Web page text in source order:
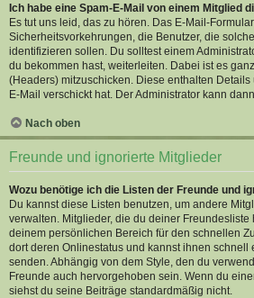
Ich habe eine Spam-E-Mail von einem Mitglied
Es tut uns leid, das zu hören. Das E-Mail-
Sicherheitsvorkehrungen, die Benutzer, die
identifizieren sollen. Du solltest einem
du bekommen hast, weiterleiten. Dabei ist es
(Headers) mitzuschicken. Diese enthalten Details
E-Mail verschickt hat. Der Administrator kann
Nach oben
Freunde und ignorierte Mitglieder
Wozu benötige ich die Listen der Freunde und
Du kannst diese Listen benutzen, um andere
verwalten. Mitglieder, die du deiner Freundesliste
deinem persönlichen Bereich für den schnellen
dort deren Onlinestatus und kannst ihnen schnell
senden. Abhängig von dem Style, den du
Freunde auch hervorgehoben sein. Wenn du
siehst du seine Beiträge standardmäßig nicht.